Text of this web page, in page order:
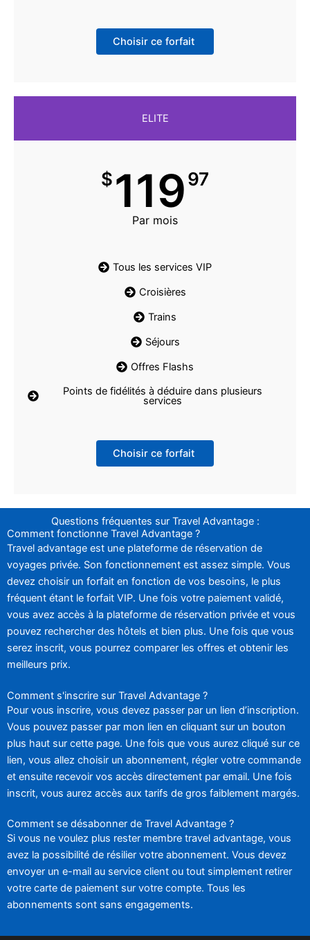
Choisir ce forfait
ELITE
$11997
Par mois
Tous les services VIP
Croisières
Trains
Séjours
Offres Flashs
Points de fidélités à déduire dans plusieurs
services
Choisir ce forfait
Questions fréquentes sur Travel Advantage :
Comment fonctionne Travel Advantage ?
Travel advantage est une plateforme de réservation de
voyages privée. Son fonctionnement est assez simple. Vous
devez choisir un forfait en fonction de vos besoins, le plus
fréquent étant le forfait VIP. Une fois votre paiement validé,
vous avez accès à la plateforme de réservation privée et vous
pouvez rechercher des hôtels et bien plus. Une fois que vous
serez inscrit, vous pourrez comparer les offres et obtenir les
meilleurs prix.
Comment s'inscrire sur Travel Advantage ?
Pour vous inscrire, vous devez passer par un lien d’inscription.
Vous pouvez passer par mon lien en cliquant sur un bouton
plus haut sur cette page. Une fois que vous aurez cliqué sur ce
lien, vous allez choisir un abonnement, régler votre commande
et ensuite recevoir vos accès directement par email. Une fois
inscrit, vous aurez accès aux tarifs de gros faiblement margés.
Comment se désabonner de Travel Advantage ?
Si vous ne voulez plus rester membre travel advantage, vous
avez la possibilité de résilier votre abonnement. Vous devez
envoyer un e-mail au service client ou tout simplement retirer
votre carte de paiement sur votre compte. Tous les
abonnements sont sans engagements.